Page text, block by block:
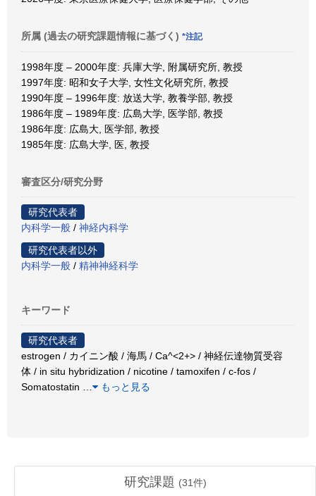
所属 (過去の研究課題情報に基づく) *注記
1998年度 – 2000年度: 兵庫大学, 附属研究所, 教授
1997年度: 昭和女子大学, 女性文化研究所, 教授
1990年度 – 1996年度: 放送大学, 教養学部, 教授
1986年度 – 1989年度: 広島大学, 医学部, 教授
1986年度: 広島大, 医学部, 教授
1985年度: 広島大学, 医, 教授
審査区分/研究分野
研究代表者
内科学一般 / 神経内科学
研究代表者以外
内科学一般 / 精神神経科学
キーワード
研究代表者
estrogen / カイニン酸 / 海馬 / Ca^<2+> / 神経伝達物質受容
体 / in situ hybridization / nicotine / tamoxifen / c-fos /
Somatostatin
もっと見る
研究課題 (31件)